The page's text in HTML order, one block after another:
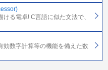
る電卓! C言語に似た文法で、
効数字計算等の機能を備えた数